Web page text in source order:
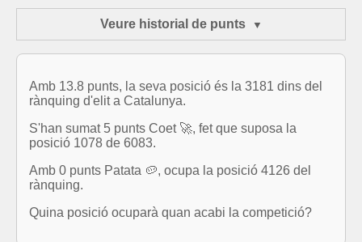
Veure historial de punts
Amb 13.8 punts, la seva posició és la 3181 dins del
rànquing d'elit a Catalunya.
S'han sumat 5 punts Coet 🚀, fet que suposa la
posició 1078 de 6083.
Amb 0 punts Patata 🥔, ocupa la posició 4126 del
rànquing.
Quina posició ocuparà quan acabi la competició?